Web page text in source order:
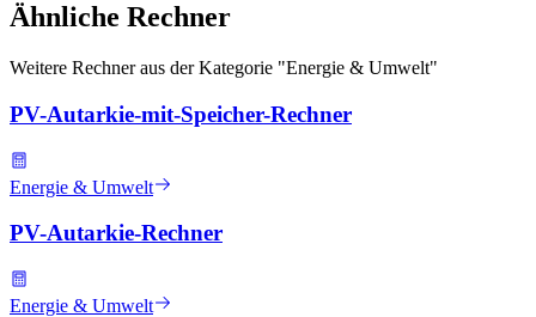
Ähnliche Rechner
Weitere Rechner aus der Kategorie "Energie & Umwelt"
PV-Autarkie-mit-Speicher-Rechner
Energie & Umwelt
PV-Autarkie-Rechner
Energie & Umwelt